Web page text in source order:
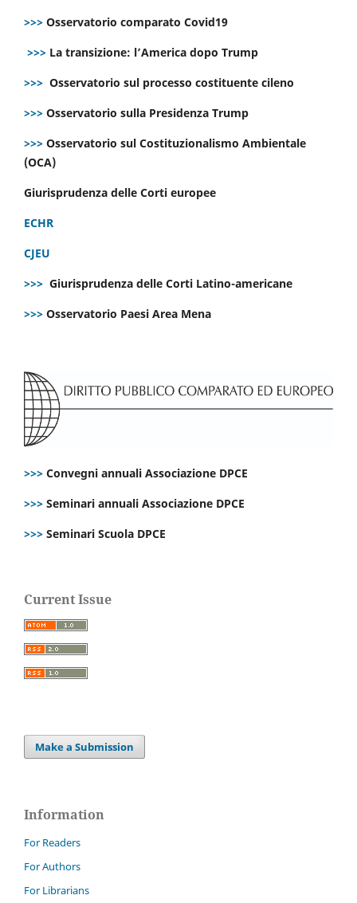
>>> Osservatorio comparato Covid19
>>> La transizione: l’America dopo Trump
>>> Osservatorio sul processo costituente cileno
>>> Osservatorio sulla Presidenza Trump
>>> Osservatorio sul Costituzionalismo Ambientale
(OCA)
Giurisprudenza delle Corti europee
ECHR
CJEU
>>> Giurisprudenza delle Corti Latino-americane
>>> Osservatorio Paesi Area Mena
>>> Convegni annuali Associazione DPCE
>>> Seminari annuali Associazione DPCE
>>> Seminari Scuola DPCE
Current Issue
Make a Submission
Information
For Readers
For Authors
For Librarians